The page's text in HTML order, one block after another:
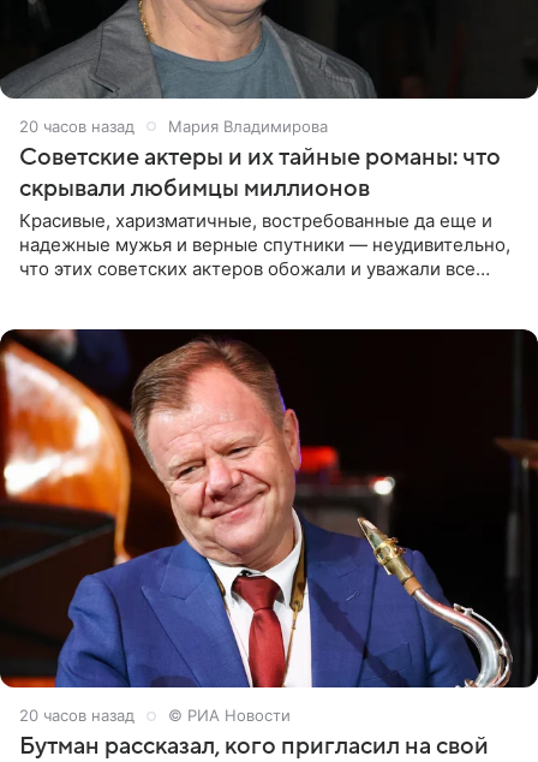
20 часов назад Мария Владимирова
Советские актеры и их тайные романы: что
скрывали любимцы миллионов
Красивые, харизматичные, востребованные да еще и
надежные мужья и верные спутники — неудивительно,
что этих советских актеров обожали и уважали все
20 часов назад © РИА Новости
Бутман рассказал, кого пригласил на свой